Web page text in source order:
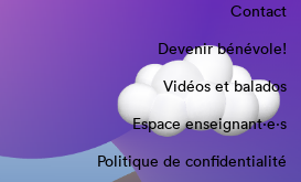
Contact
Devenir bénévole!
Vidéos et balados
Espace enseignant·e⋅s
Politique de confidentialité